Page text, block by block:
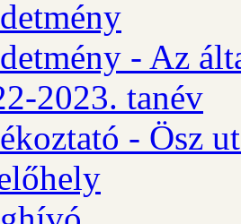
- Az
2023. tanév
- Ösz